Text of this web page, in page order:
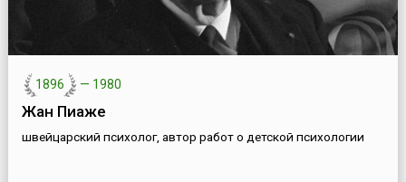
1896 — 1980
Жан Пиаже
швейцарский психолог, автор работ о детской психологии